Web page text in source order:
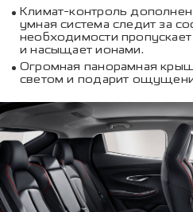
Климат-контроль дополнен
умная система следит за
необходимости
и насыщает ионами.
Огромная панорамная
светом и подарит